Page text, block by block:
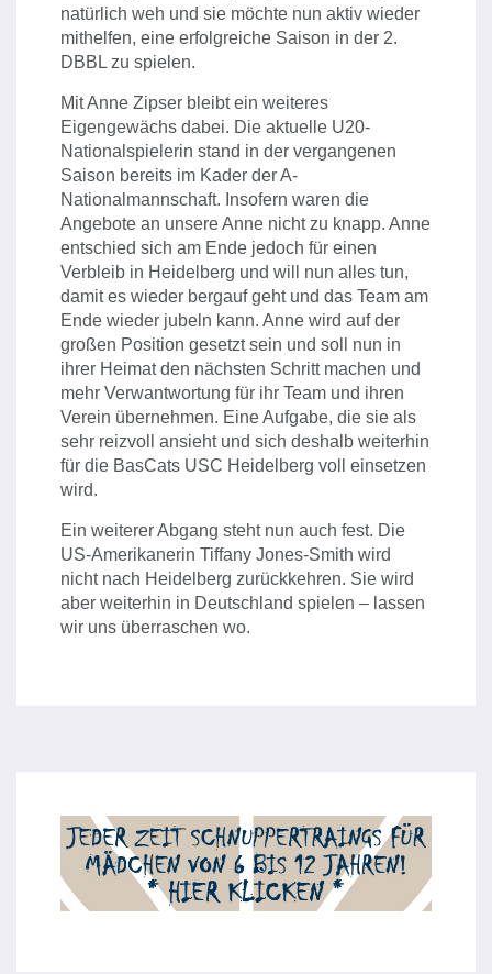
natürlich weh und sie möchte nun aktiv wieder
mithelfen, eine erfolgreiche Saison in der 2.
DBBL zu spielen.
Mit Anne Zipser bleibt ein weiteres
Eigengewächs dabei. Die aktuelle U20-
Nationalspielerin stand in der vergangenen
Saison bereits im Kader der A-
Nationalmannschaft. Insofern waren die
Angebote an unsere Anne nicht zu knapp. Anne
entschied sich am Ende jedoch für einen
Verbleib in Heidelberg und will nun alles tun,
damit es wieder bergauf geht und das Team am
Ende wieder jubeln kann. Anne wird auf der
großen Position gesetzt sein und soll nun in
ihrer Heimat den nächsten Schritt machen und
mehr Verwantwortung für ihr Team und ihren
Verein übernehmen. Eine Aufgabe, die sie als
sehr reizvoll ansieht und sich deshalb weiterhin
für die BasCats USC Heidelberg voll einsetzen
wird.
Ein weiterer Abgang steht nun auch fest. Die
US-Amerikanerin Tiffany Jones-Smith wird
nicht nach Heidelberg zurückkehren. Sie wird
aber weiterhin in Deutschland spielen – lassen
wir uns überraschen wo.